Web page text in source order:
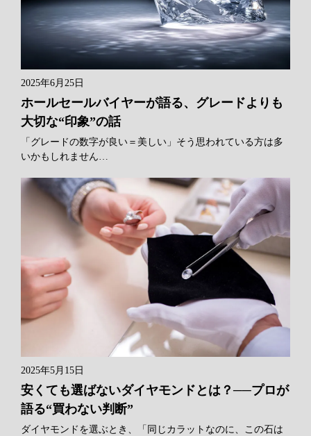
2025年6月25日
ホールセールバイヤーが語る、グレードよりも
大切な“印象”の話
「グレードの数字が良い＝美しい」そう思われている方は多
いかもしれません…
2025年5月15日
安くても選ばないダイヤモンドとは？──プロが
語る“買わない判断”
ダイヤモンドを選ぶとき、「同じカラットなのに、この石は